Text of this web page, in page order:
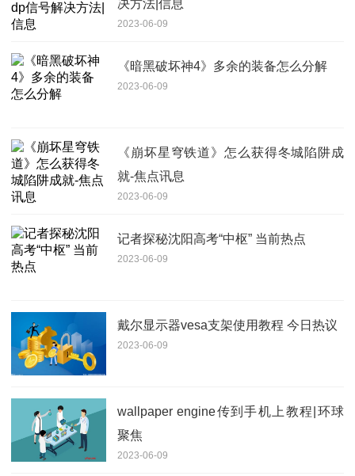
决方法|信息
2023-06-09
《暗黑破坏神4》多余的装备怎么分解
2023-06-09
《崩坏星穹铁道》怎么获得冬城陷阱成
就-焦点讯息
2023-06-09
记者探秘沈阳高考“中枢” 当前热点
2023-06-09
戴尔显示器vesa支架使用教程 今日热议
2023-06-09
wallpaper engine传到手机上教程|环球
聚焦
2023-06-09